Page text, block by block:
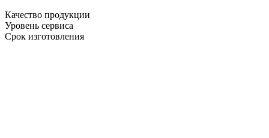
Качество продукции
Уровень сервиса
Срок изготовления